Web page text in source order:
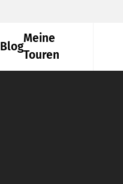
Blog
Meine
Touren